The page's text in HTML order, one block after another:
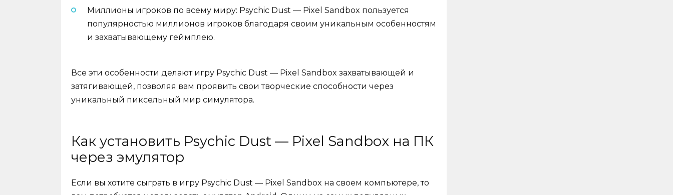
Миллионы игроков по всему миру: Psychic Dust — Pixel Sandbox пользуется
популярностью миллионов игроков благодаря своим уникальным особенностям
и захватывающему геймплею.
Все эти особенности делают игру Psychic Dust — Pixel Sandbox захватывающей и
затягивающей, позволяя вам проявить свои творческие способности через
уникальный пиксельный мир симулятора.
Как установить Psychic Dust — Pixel Sandbox на ПК
через эмулятор
Если вы хотите сыграть в игру Psychic Dust — Pixel Sandbox на своем компьютере, то